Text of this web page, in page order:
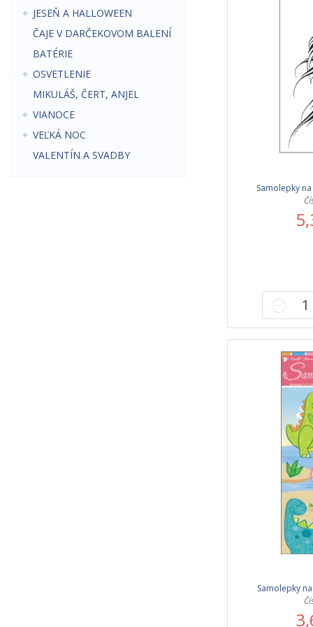
JESEŇ A HALLOWEEN
ČAJE V DARČEKOVOM BALENÍ
BATÉRIE
OSVETLENIE
MIKULÁŠ, ČERT, ANJEL
VIANOCE
VEĽKÁ NOC
VALENTÍN A SVADBY
Samolepky
Samolepky